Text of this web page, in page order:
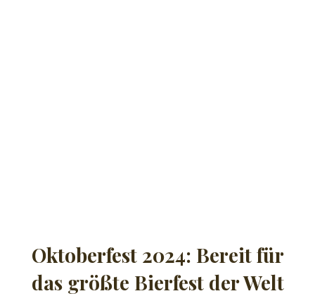
Oktoberfest 2024: Bereit für
das größte Bierfest der Welt